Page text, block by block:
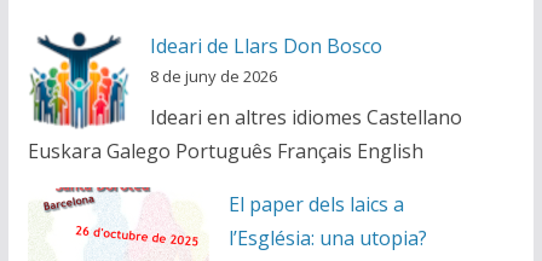
Ideari de Llars Don Bosco
8 de juny de 2026
Ideari en altres idiomes Castellano
Euskara Galego Português Français English
El paper dels laics a
l’Església: una utopia?